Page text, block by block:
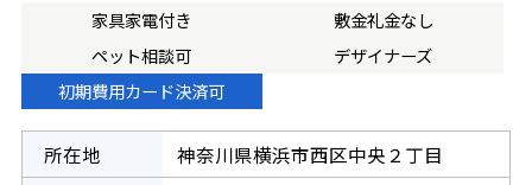
家具家電付き
敷金礼金なし
ペット相談可
デザイナーズ
初期費用カード決済可
所在地 神奈川県横浜市西区中央２丁目